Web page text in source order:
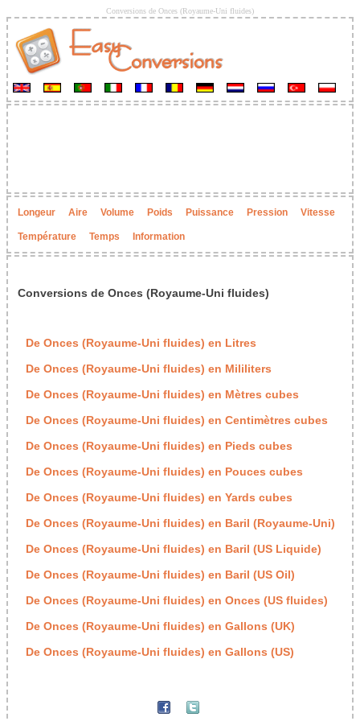
Conversions de Onces (Royaume-Uni fluides)
Longeur Aire Volume Poids Puissance Pression Vitesse
Température Temps Information
Conversions de Onces (Royaume-Uni fluides)
De Onces (Royaume-Uni fluides) en Litres
De Onces (Royaume-Uni fluides) en Mililiters
De Onces (Royaume-Uni fluides) en Mètres cubes
De Onces (Royaume-Uni fluides) en Centimètres cubes
De Onces (Royaume-Uni fluides) en Pieds cubes
De Onces (Royaume-Uni fluides) en Pouces cubes
De Onces (Royaume-Uni fluides) en Yards cubes
De Onces (Royaume-Uni fluides) en Baril (Royaume-Uni)
De Onces (Royaume-Uni fluides) en Baril (US Liquide)
De Onces (Royaume-Uni fluides) en Baril (US Oil)
De Onces (Royaume-Uni fluides) en Onces (US fluides)
De Onces (Royaume-Uni fluides) en Gallons (UK)
De Onces (Royaume-Uni fluides) en Gallons (US)